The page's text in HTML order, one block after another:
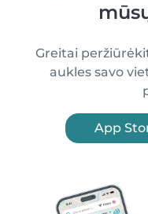
Greitai
aukles savo
App